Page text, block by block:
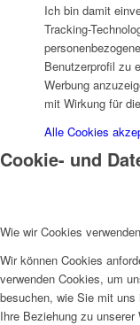
Projekte
Ich bin damit
Tracking-
Benutzerprofil zu
Werbung
mit Wirkung für
Alle Cookies
Cookie- und
Wie wir Cookies verwenden
Wir können Cookies
verwenden Cookies, um
besuchen, wie Sie mit uns
Ihre Beziehung zu